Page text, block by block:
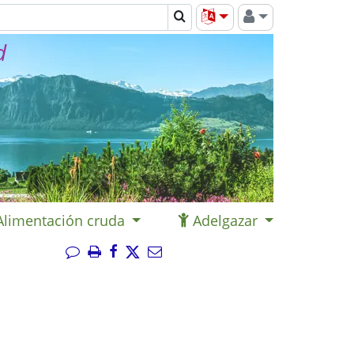
cruda Adelgazar